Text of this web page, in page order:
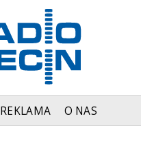
REKLAMA O NAS